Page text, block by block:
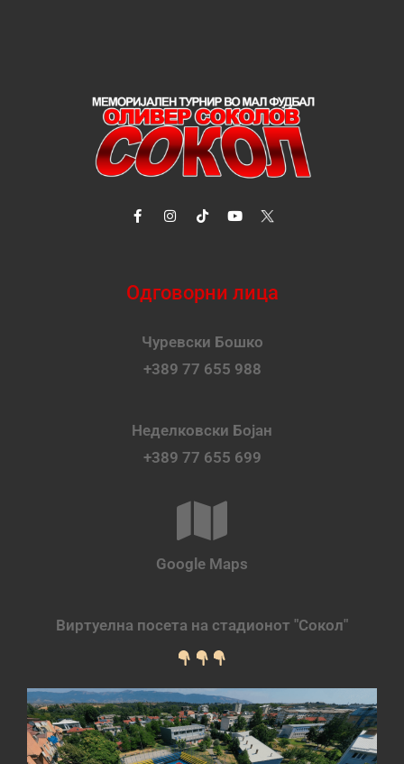
Одговорни лица
Чуревски Бошко
+389 77 655 988
Неделковски Бојан
+389 77 655 699
Google Maps
Виртуелна посета на стадионот "Сокол"